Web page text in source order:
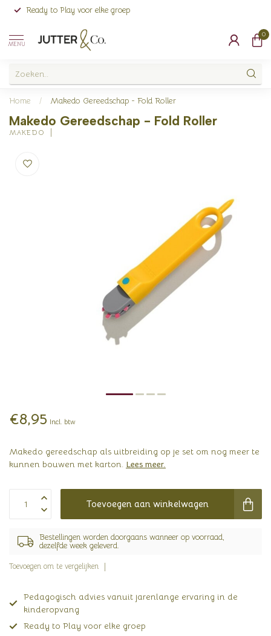
Ready to Play voor elke groep
MENU
0
Home / Makedo Gereedschap - Fold Roller
Makedo Gereedschap - Fold Roller
MAKEDO
€8,95 Incl. btw
Makedo gereedschap als uitbreiding op je set om nog meer te
kunnen bouwen met karton. Lees meer.
Toevoegen aan winkelwagen
Bestellingen worden doorgaans wanneer op voorraad,
dezelfde week geleverd.
Toevoegen om te vergelijken
Pedagogisch advies vanuit jarenlange ervaring in de
kinderopvang
Ready to Play voor elke groep